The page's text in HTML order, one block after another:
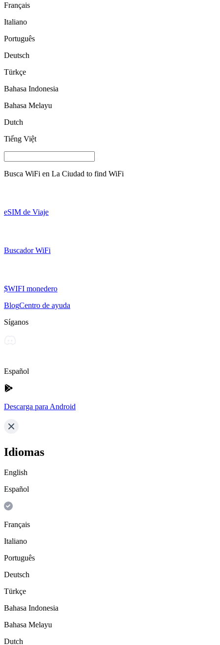
Français
Italiano
Português
Deutsch
Türkçe
Bahasa Indonesia
Bahasa Melayu
Dutch
Tiếng Việt
Busca WiFi en La Ciudad to find WiFi
eSIM de Viaje
Buscador WiFi
$WIFI monedero
BlogCentro de ayuda
Síganos
Español
Descarga para Android
Idiomas
English
Español
Français
Italiano
Português
Deutsch
Türkçe
Bahasa Indonesia
Bahasa Melayu
Dutch